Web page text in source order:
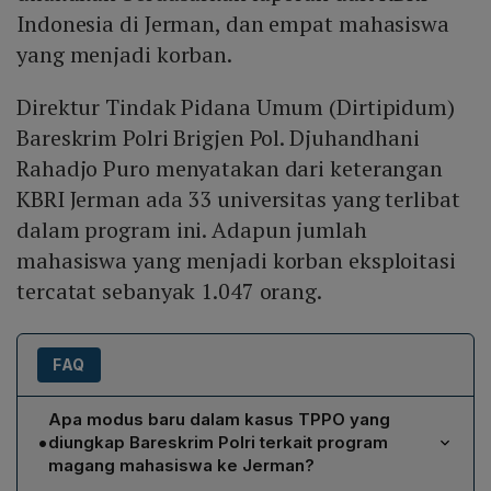
Indonesia di Jerman, dan empat mahasiswa
yang menjadi korban.
Direktur Tindak Pidana Umum (Dirtipidum)
Bareskrim Polri Brigjen Pol. Djuhandhani
Rahadjo Puro menyatakan dari keterangan
KBRI Jerman ada 33 universitas yang terlibat
dalam program ini. Adapun jumlah
mahasiswa yang menjadi korban eksploitasi
tercatat sebanyak 1.047 orang.
FAQ
•
Apa modus baru dalam kasus TPPO yang
diungkap Bareskrim Polri terkait program
magang mahasiswa ke Jerman?